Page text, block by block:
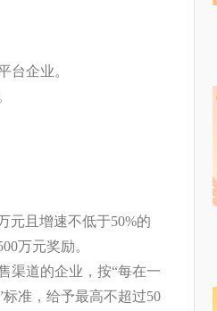
企业。
且增速不低于50%的
万元奖励。
道的企业，按“每在一
准，给予最高不超过50